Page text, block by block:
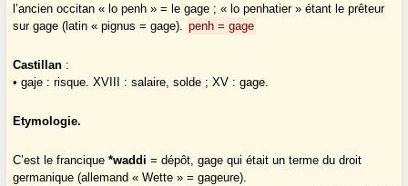
l’ancien occitan « lo penh » = le gage ; « lo penhatier » étant le prêteur
sur gage (latin « pignus = gage). penh = gage
Castillan :
• gaje : risque. XVIII : salaire, solde ; XV : gage.
Etymologie.
C’est le francique*waddi = dépôt, gage qui était un terme du droit
germanique (allemand « Wette » = gageure).